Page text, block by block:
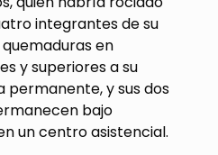
integrantes de su
en
y superiores a su
permanente, y sus dos
bajo
un centro asistencial.